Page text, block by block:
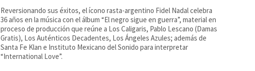
Reversionando sus éxitos, el ícono rasta-argentino Fidel Nadal celebra
36 años en la música con el álbum “El negro sigue en guerra”, material en
proceso de producción que reúne a Los Caligaris, Pablo Lescano (Damas
Gratis), Los Auténticos Decadentes, Los Ángeles Azules; además de
Santa Fe Klan e Instituto Mexicano del Sonido para interpretar
“International Love”.